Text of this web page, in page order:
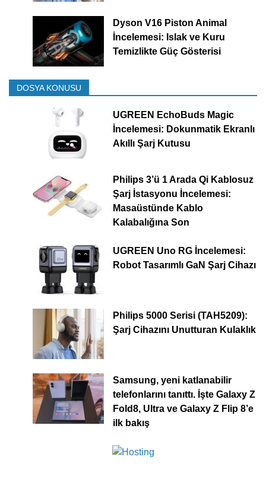
Dyson V16 Piston Animal
İncelemesi: Islak ve Kuru
Temizlikte Güç Gösterisi
DOSYA KONUSU
UGREEN EchoBuds Magic
İncelemesi: Dokunmatik Ekranlı
Akıllı Şarj Kutusu
Philips 3’ü 1 Arada Qi Kablosuz
Şarj İstasyonu İncelemesi:
Masaüstünde Kablo
Kalabalığına Son
UGREEN Uno RG İncelemesi:
Robot Tasarımlı GaN Şarj Cihazı
Philips 5000 Serisi (TAH5209):
Şarj Cihazını Unutturan Kulaklık
Samsung, yeni katlanabilir
telefonlarını tanıttı. İşte Galaxy Z
Fold8, Ultra ve Galaxy Z Flip 8’e
ilk bakış